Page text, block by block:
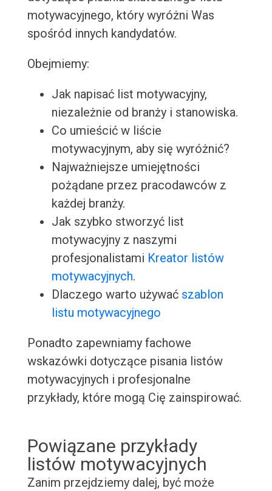
motywacyjnego, który wyróżni Was
spośród innych kandydatów.
Obejmiemy:
Jak napisać list motywacyjny,
niezależnie od branży i stanowiska.
Co umieścić w liście
motywacyjnym, aby się wyróżnić?
Najważniejsze umiejętności
pożądane przez pracodawców z
każdej branży.
Jak szybko stworzyć list
motywacyjny z naszymi
profesjonalistami Kreator listów
motywacyjnych.
Dlaczego warto używać szablon
listu motywacyjnego
Ponadto zapewniamy fachowe
wskazówki dotyczące pisania listów
motywacyjnych i profesjonalne
przykłady, które mogą Cię zainspirować.
Powiązane przykłady
listów motywacyjnych
Zanim przejdziemy dalej, być może